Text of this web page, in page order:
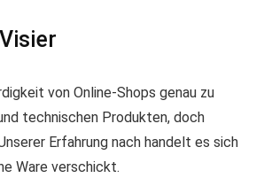
von Online-Shops genau zu
technischen Produkten, doch
Erfahrung nach handelt es sich
Ware verschickt.